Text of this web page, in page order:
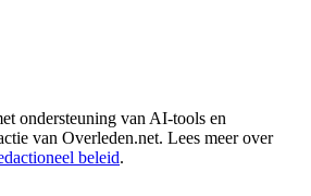
ondersteuning van AI-tools en
van Overleden.net. Lees meer over
beleid.